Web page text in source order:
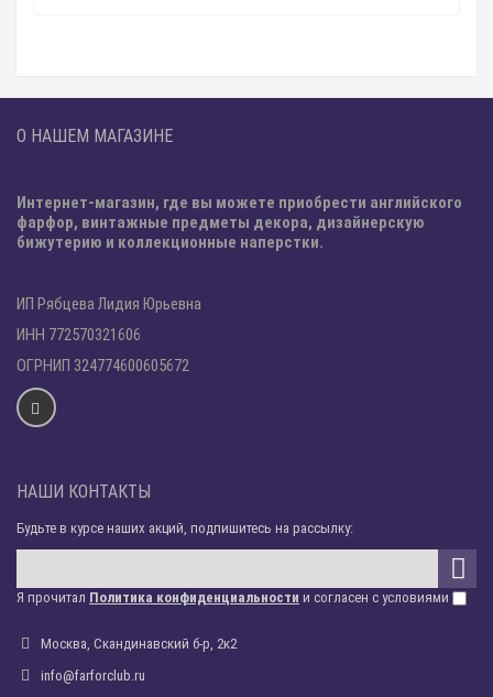
О НАШЕМ МАГАЗИНЕ
Интернет-магазин, где вы можете приобрести английского
фарфор, винтажные предметы декора, дизайнерскую
бижутерию и коллекционные наперстки.
ИП Рябцева Лидия Юрьевна
ИНН 772570321606
ОГРНИП 324774600605672
НАШИ КОНТАКТЫ
Будьте в курсе наших акций, подпишитесь на рассылку:
Я прочитал Политика конфиденциальности и согласен с условиями
Москва, Скандинавский б-р, 2к2
info@farforclub.ru